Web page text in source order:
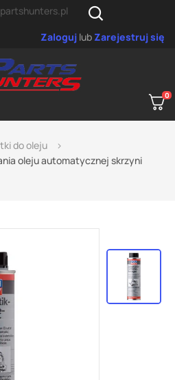
Zaloguj lubZarejestruj się
0
do oleju
oleju automatycznej skrzyni